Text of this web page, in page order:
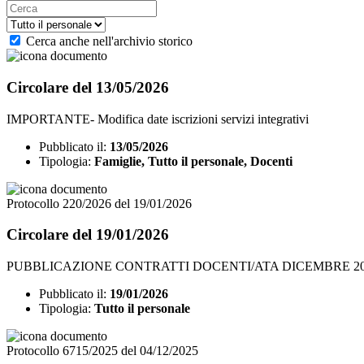
Cerca anche nell'archivio storico
Circolare del 13/05/2026
IMPORTANTE- Modifica date iscrizioni servizi integrativi
Pubblicato il: 13/05/2026
Tipologia: Famiglie, Tutto il personale, Docenti
Protocollo 220/2026 del 19/01/2026
Circolare del 19/01/2026
PUBBLICAZIONE CONTRATTI DOCENTI/ATA DICEMBRE
Pubblicato il: 19/01/2026
Tipologia: Tutto il personale
Protocollo 6715/2025 del 04/12/2025